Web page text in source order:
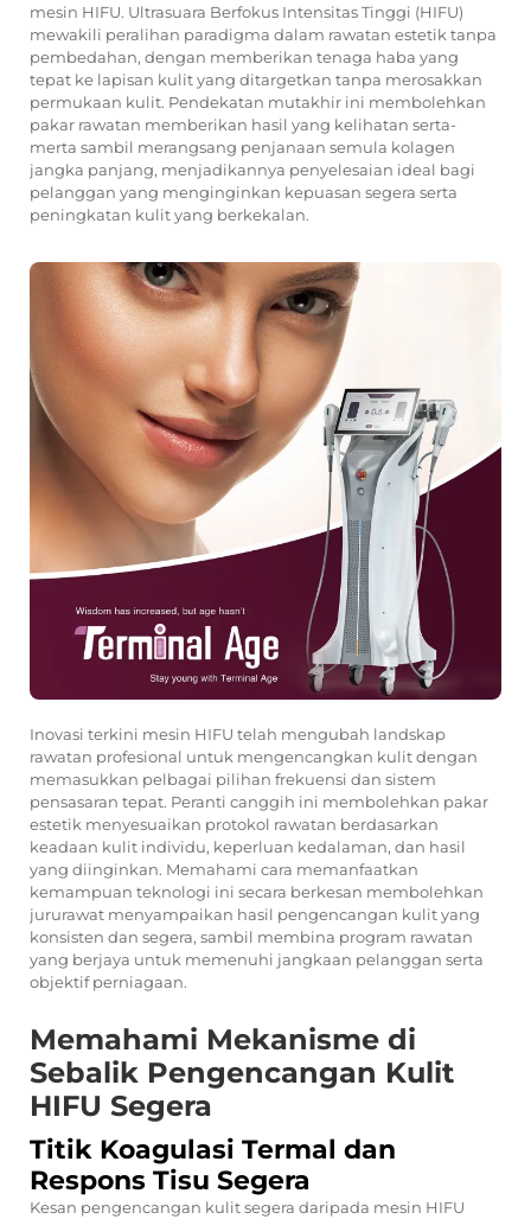
mesin HIFU. Ultrasuara Berfokus Intensitas Tinggi (HIFU)
mewakili peralihan paradigma dalam rawatan estetik tanpa
pembedahan, dengan memberikan tenaga haba yang
tepat ke lapisan kulit yang ditargetkan tanpa merosakkan
permukaan kulit. Pendekatan mutakhir ini membolehkan
pakar rawatan memberikan hasil yang kelihatan serta-
merta sambil merangsang penjanaan semula kolagen
jangka panjang, menjadikannya penyelesaian ideal bagi
pelanggan yang menginginkan kepuasan segera serta
peningkatan kulit yang berkekalan.
Inovasi terkini mesin HIFU telah mengubah landskap
rawatan profesional untuk mengencangkan kulit dengan
memasukkan pelbagai pilihan frekuensi dan sistem
pensasaran tepat. Peranti canggih ini membolehkan pakar
estetik menyesuaikan protokol rawatan berdasarkan
keadaan kulit individu, keperluan kedalaman, dan hasil
yang diinginkan. Memahami cara memanfaatkan
kemampuan teknologi ini secara berkesan membolehkan
jururawat menyampaikan hasil pengencangan kulit yang
konsisten dan segera, sambil membina program rawatan
yang berjaya untuk memenuhi jangkaan pelanggan serta
objektif perniagaan.
Memahami Mekanisme di
Sebalik Pengencangan Kulit
HIFU Segera
Titik Koagulasi Termal dan
Respons Tisu Segera
Kesan pengencangan kulit segera daripada mesin HIFU